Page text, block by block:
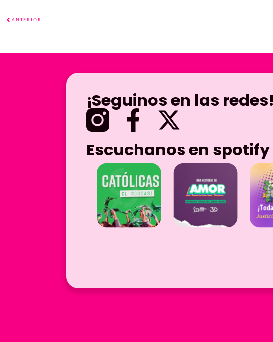
ANTERIOR
¡Seguinos en las redes!
Escuchanos en spotify